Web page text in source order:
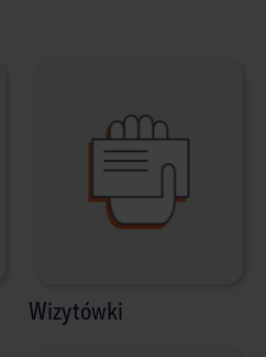
Wizytówki